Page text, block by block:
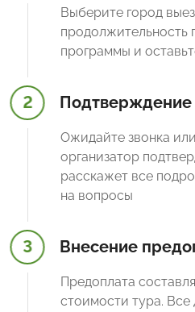
Выберите город
продолжительность
программы и
2 Подтверждение
Ожидайте звонка
организатор
расскажет все
на вопросы
3 Внесение
Предоплата
стоимости тура.